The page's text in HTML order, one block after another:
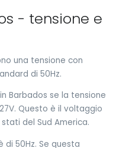
- tensione e
una tensione con
di 50Hz.
Barbados se la tensione
Questo è il voltaggio
del Sud America.
di 50Hz. Se questa